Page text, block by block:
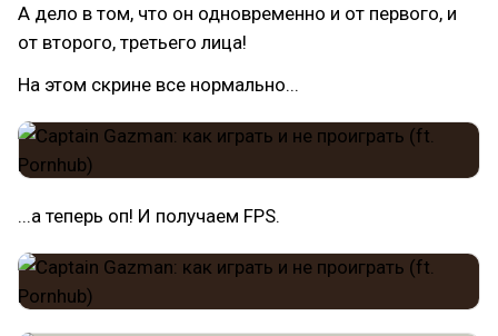
А дело в том, что он одновременно и от первого, и
от второго, третьего лица!
На этом скрине все нормально...
...а теперь оп! И получаем FPS.